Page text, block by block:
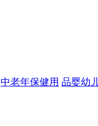
中老年保健用 品婴幼